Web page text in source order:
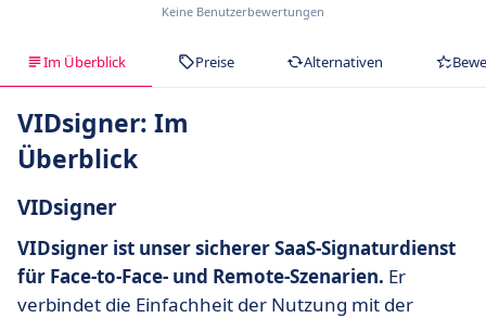
Keine Benutzerbewertungen
Im Überblick Preise Alternativen
VIDsigner: Im
Überblick
VIDsigner
VIDsigner ist unser sicherer SaaS-Signaturdienst
für Face-to-Face- und Remote-Szenarien. Er
verbindet die Einfachheit der Nutzung mit der